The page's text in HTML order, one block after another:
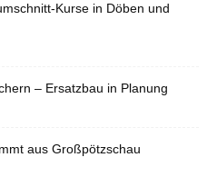
Kurse in Döben und
– Ersatzbau in Planung
aus Großpötzschau